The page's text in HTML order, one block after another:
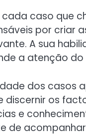
caso que
por criar
A sua
a atenção do
dos casos
discernir os
e
de